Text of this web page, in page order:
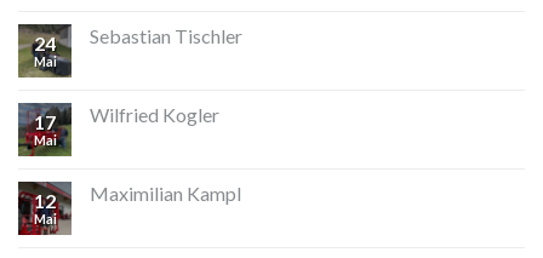
24
Mai
Sebastian Tischler
17
Mai
Wilfried Kogler
12
Mai
Maximilian Kampl